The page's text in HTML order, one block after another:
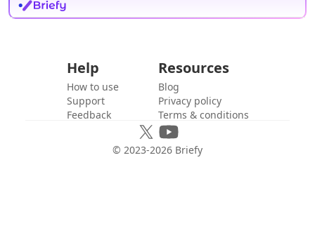
Help
How to use
Support
Feedback
Resources
Blog
Privacy policy
Terms & conditions
© 2023-2026 Briefy